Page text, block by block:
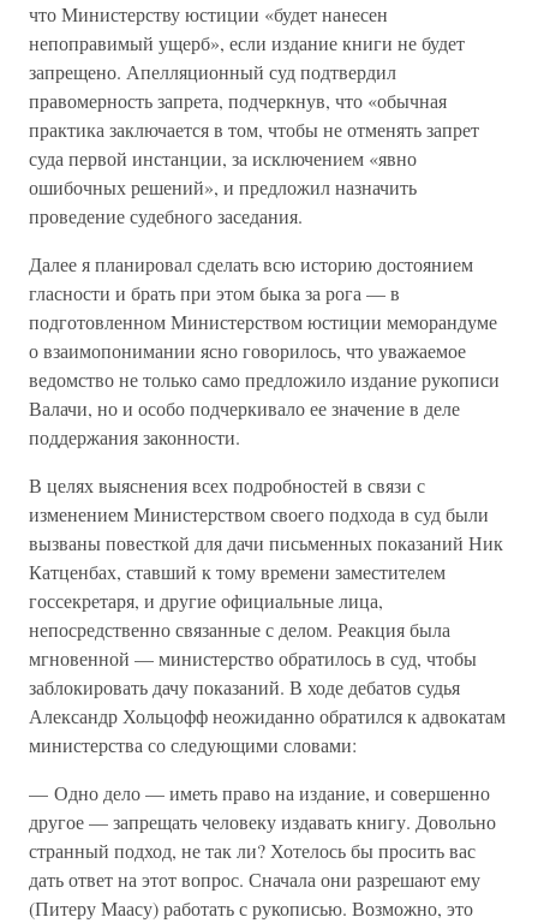
что Министерству юстиции «будет нанесен
непоправимый ущерб», если издание книги не будет
запрещено. Апелляционный суд подтвердил
правомерность запрета, подчеркнув, что «обычная
практика заключается в том, чтобы не отменять запрет
суда первой инстанции, за исключением «явно
ошибочных решений», и предложил назначить
проведение судебного заседания.
Далее я планировал сделать всю историю достоянием
гласности и брать при этом быка за рога — в
подготовленном Министерством юстиции меморандуме
о взаимопонимании ясно говорилось, что уважаемое
ведомство не только само предложило издание рукописи
Валачи, но и особо подчеркивало ее значение в деле
поддержания законности.
В целях выяснения всех подробностей в связи с
изменением Министерством своего подхода в суд были
вызваны повесткой для дачи письменных показаний Ник
Катценбах, ставший к тому времени заместителем
госсекретаря, и другие официальные лица,
непосредственно связанные с делом. Реакция была
мгновенной — министерство обратилось в суд, чтобы
заблокировать дачу показаний. В ходе дебатов судья
Александр Хольцофф неожиданно обратился к адвокатам
министерства со следующими словами:
— Одно дело — иметь право на издание, и совершенно
другое — запрещать человеку издавать книгу. Довольно
странный подход, не так ли? Хотелось бы просить вас
дать ответ на этот вопрос. Сначала они разрешают ему
(Питеру Маасу) работать с рукописью. Возможно, это